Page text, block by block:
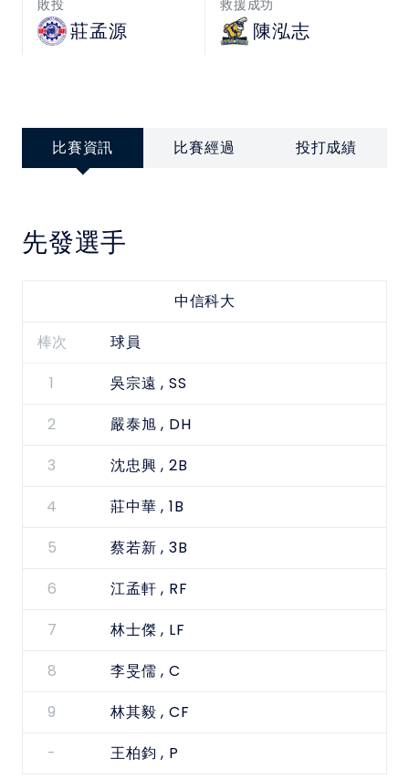
敗投
莊孟源
救援成功
陳泓志
比賽資訊 比賽經過 投打成績
先發選手
中信科大
棒次 球員
1 吳宗遠 , SS
2
嚴泰旭 , DH
3
沈忠興 , 2B
4
莊中華 , 1B
5
蔡若新 , 3B
6
江孟軒 , RF
7
林士傑 , LF
8
李旻儒 , C
9
林其毅 , CF
-
王柏鈞 , P